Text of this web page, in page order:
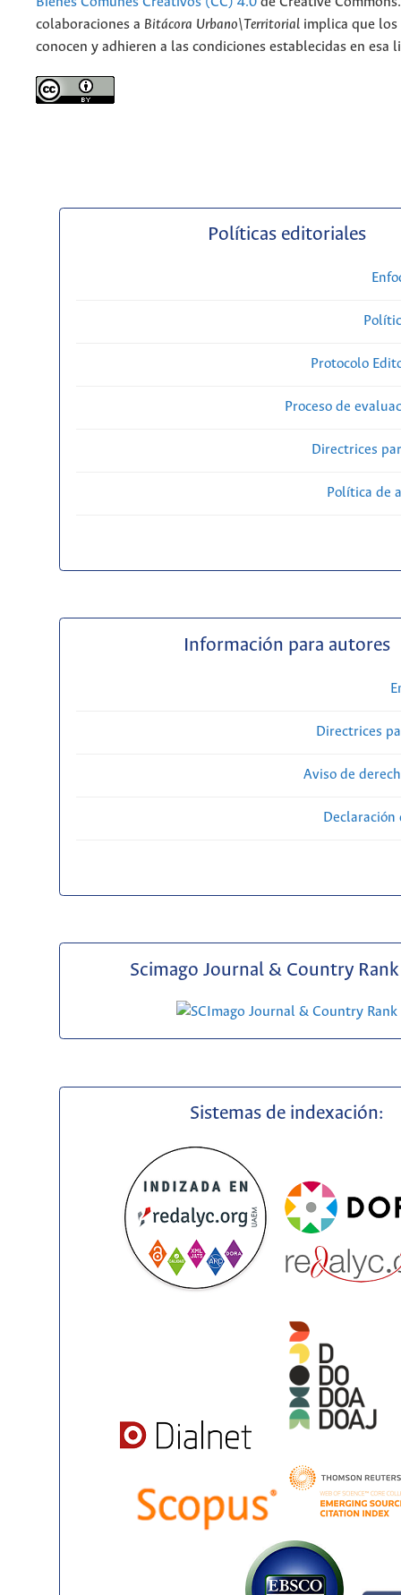
colaboraciones a Bitácora Urbano\Territorial implica que los
conocen y adhieren a las condiciones establecidas en esa
Políticas editoriales
Protocolo
Proceso de
Directrices
Política de
Información para autores
Directrices
Aviso de
Scimago Journal & Country Rank
Sistemas de indexación: